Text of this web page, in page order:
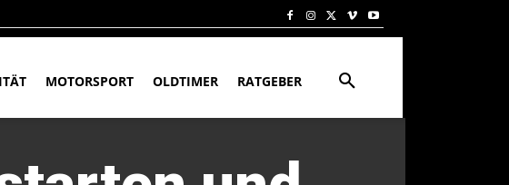
MOTORSPORT OLDTIMER RATGEBER